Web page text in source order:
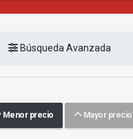
Búsqueda Avanzada
Menor precio Mayor precio